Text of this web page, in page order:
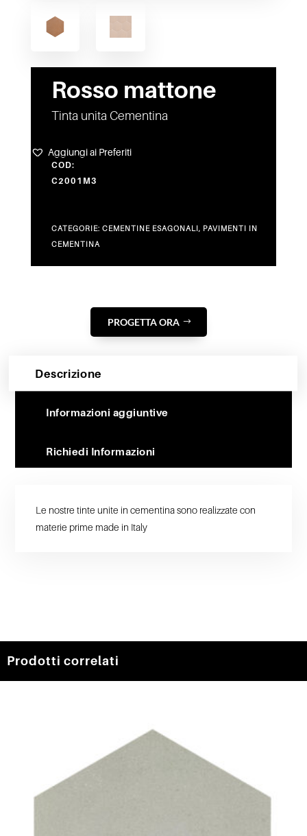
Rosso mattone
Tinta unita Cementina
Aggiungi ai Preferiti
COD:
C2001M3
CATEGORIE: CEMENTINE ESAGONALI, PAVIMENTI IN
CEMENTINA
PROGETTA ORA
Descrizione
Informazioni aggiuntive
Richiedi Informazioni
Le nostre tinte unite in cementina sono realizzate con
materie prime made in Italy
Prodotti correlati